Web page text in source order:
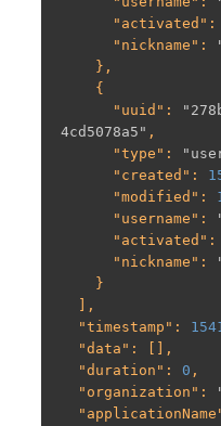
      "
activated ":
      "
nickname ":
      "
uuid ":
4cd5078a5" ,
      "
type ":
      "
created ":
      "
modified ":
      "
username ":
      "
activated ":
      "
nickname ":
  "
timestamp ":
  "
data ": [],
  "
duration ": 0 ,
  "
organization ":
  "
applicationName